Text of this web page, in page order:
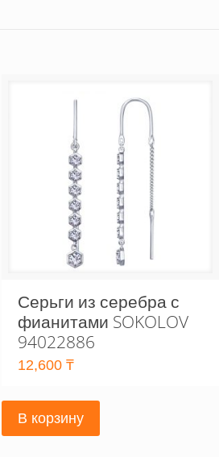
Серьги из серебра с
фианитами SOKOLOV
94022886
12,600 ₸
В корзину